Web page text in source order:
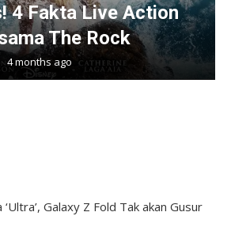
4 Fakta Live Action
The Rock
4 months ago
Galaxy Z Fold Tak akan Gusur